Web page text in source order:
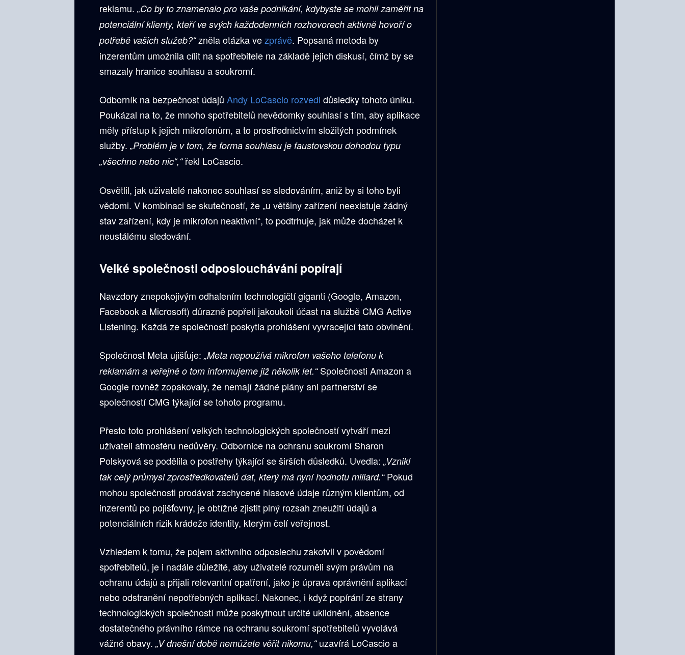
reklamu. „Co by to znamenalo pro vaše podnikání, kdybyste se mohli zaměřit na
potenciální klienty, kteří ve svých každodenních rozhovorech aktivně hovoří o
potřebě vašich služeb?“zněla otázka vezprávě. Popsaná metoda by
inzerentům umožnila cílit na spotřebitele na základě jejich diskusí, čímž by se
smazaly hranice souhlasu a soukromí.
Odborník na bezpečnost údajů Andy LoCascio rozvedl důsledky tohoto úniku.
Poukázal na to, že mnoho spotřebitelů nevědomky souhlasí s tím, aby aplikace
měly přístup k jejich mikrofonům, a to prostřednictvím složitých podmínek
služby. „Problém je v tom, že forma souhlasu je faustovskou dohodou typu
„všechno nebo nic“,“řekl LoCascio.
Osvětlil, jak uživatelé nakonec souhlasí se sledováním, aniž by si toho byli
vědomi. V kombinaci se skutečností, že „u většiny zařízení neexistuje žádný
stav zařízení, kdy je mikrofon neaktivní“, to podtrhuje, jak může docházet k
neustálému sledování.
Velké společnosti odposlouchávání popírají
Navzdory znepokojivým odhalením technologičtí giganti (Google, Amazon,
Facebook a Microsoft) důrazně popřeli jakoukoli účast na službě CMG Active
Listening. Každá ze společností poskytla prohlášení vyvracející tato obvinění.
Společnost Meta ujišťuje: „Meta nepoužívá mikrofon vašeho telefonu k
reklamám a veřejně o tom informujeme již několik let.“Společnosti Amazon a
Google rovněž zopakovaly, že nemají žádné plány ani partnerství se
společností CMG týkající se tohoto programu.
Přesto toto prohlášení velkých technologických společností vytváří mezi
uživateli atmosféru nedůvěry. Odbornice na ochranu soukromí Sharon
Polskyová se podělila o postřehy týkající se širších důsledků. Uvedla: „Vznikl
tak celý průmysl zprostředkovatelů dat, který má nyní hodnotu miliard.“Pokud
mohou společnosti prodávat zachycené hlasové údaje různým klientům, od
inzerentů po pojišťovny, je obtížné zjistit plný rozsah zneužití údajů a
potenciálních rizik krádeže identity, kterým čelí veřejnost.
Vzhledem k tomu, že pojem aktivního odposlechu zakotvil v povědomí
spotřebitelů, je i nadále důležité, aby uživatelé rozuměli svým právům na
ochranu údajů a přijali relevantní opatření, jako je úprava oprávnění aplikací
nebo odstranění nepotřebných aplikací. Nakonec, i když popírání ze strany
technologických společností může poskytnout určité uklidnění, absence
dostatečného právního rámce na ochranu soukromí spotřebitelů vyvolává
vážné obavy. „V dnešní době nemůžete věřit nikomu,“uzavírá LoCascio a